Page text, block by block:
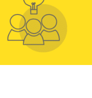
Evitez la surchauffe
mentale, et gagnez en
bien-être et efficacité
au travail